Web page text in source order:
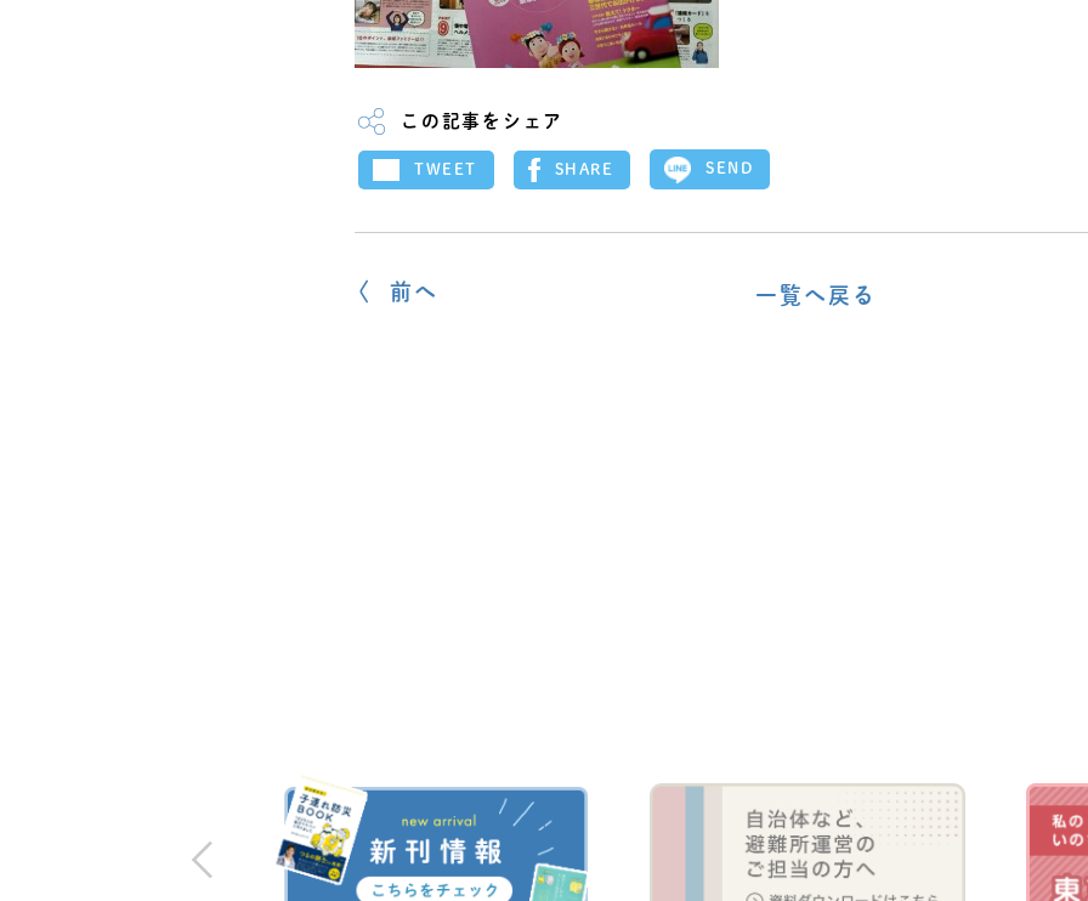
この記事をシェア
TWEET SHARE SEND
一覧へ戻る